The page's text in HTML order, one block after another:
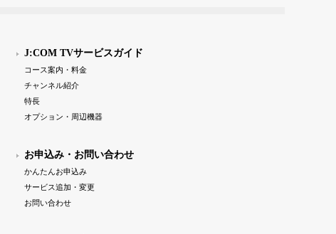
J:COM TVサービスガイド
コース案内・料金
チャンネル紹介
特長
オプション・周辺機器
お申込み・お問い合わせ
かんたんお申込み
サービス追加・変更
お問い合わせ